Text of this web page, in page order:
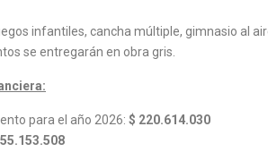
infantiles, cancha múltiple, gimnasio al
se entregarán en obra gris.
para el año 2026: $ 220.614.030